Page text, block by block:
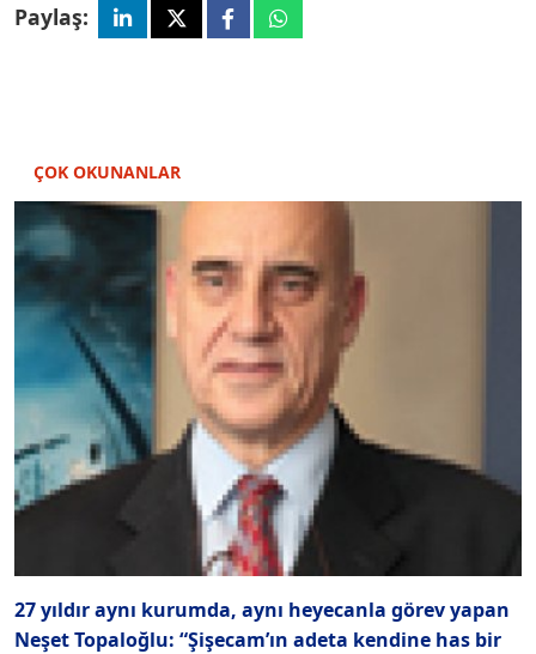
Paylaş:
ÇOK OKUNANLAR
27 yıldır aynı kurumda, aynı heyecanla görev yapan
Neşet Topaloğlu: “Şişecam’ın adeta kendine has bir